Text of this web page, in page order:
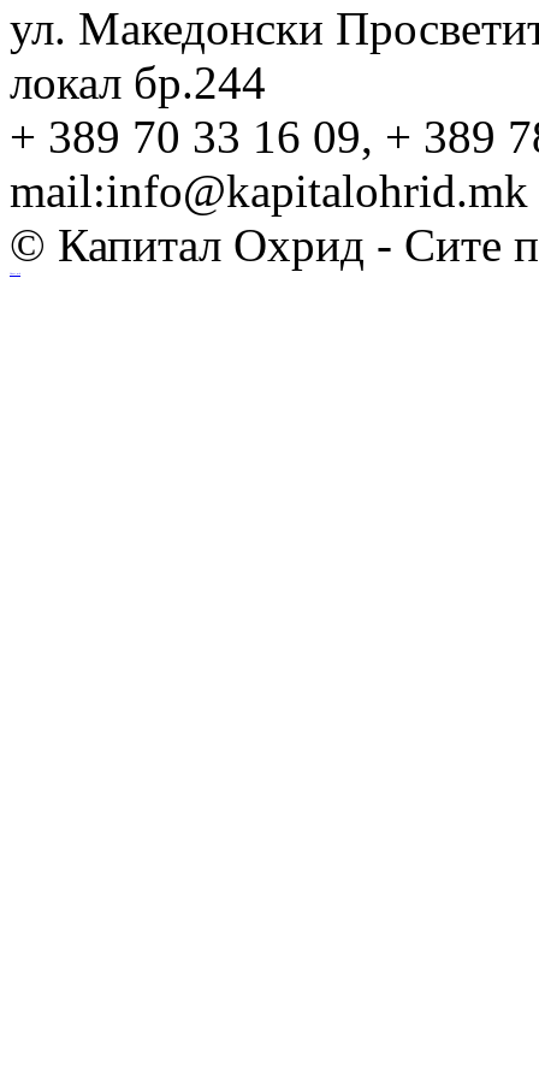
ул. Македонски
локал бр.244
+ 389 70 33 16 09, + 389
mail:info@kapitalohrid.mk
© Капитал Охрид - Сите
Ihost.mk